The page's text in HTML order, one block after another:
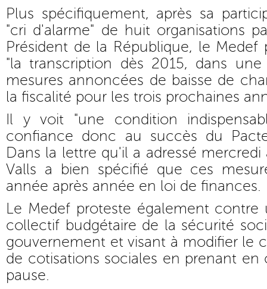
Plus spécifiquement, après sa
"cri d'alarme" de huit organisations
Président de la République, le Medef
"la transcription dès 2015, dans
mesures annoncées de baisse de
la fiscalité pour les trois prochaines
Il y voit "une condition
confiance donc au succès du
Dans la lettre qu'il a adressé
Valls a bien spécifié que ces
année après année en loi de finances.
Le Medef proteste également
collectif budgétaire de la sécurité
gouvernement et visant à modifier le
de cotisations sociales en prenant
pause.